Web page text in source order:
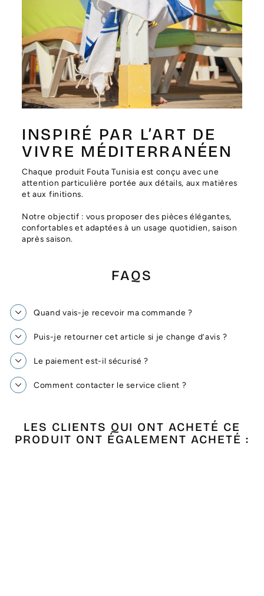
INSPIRÉ PAR L’ART DE
VIVRE MÉDITERRANÉEN
Chaque produit Fouta Tunisia est conçu avec une
attention particulière portée aux détails, aux matières
et aux finitions.
Notre objectif : vous proposer des pièces élégantes,
confortables et adaptées à un usage quotidien, saison
après saison.
FAQS
Quand vais-je recevoir ma commande ?
Puis-je retourner cet article si je change d’avis ?
Le paiement est-il sécurisé ?
Comment contacter le service client ?
LES CLIENTS QUI ONT ACHETÉ CE
PRODUIT ONT ÉGALEMENT ACHETÉ :